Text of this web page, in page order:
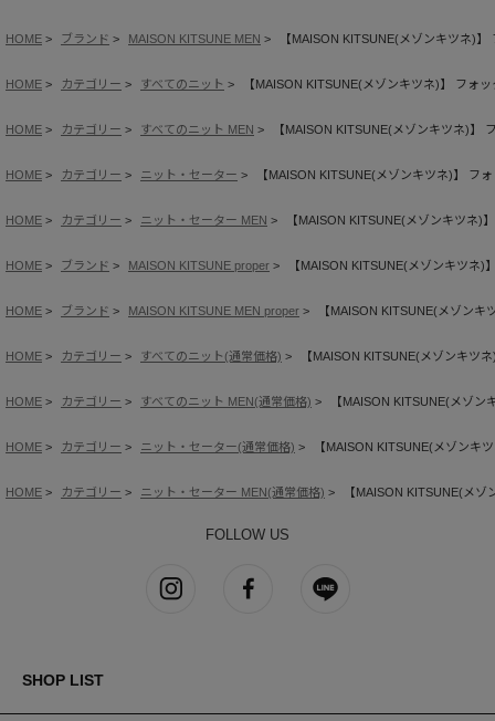
HOME ブランド MAISON KITSUNE MEN 【MAISON KITSUNE(メゾンキツネ)
HOME カテゴリー すべてのニット 【MAISON KITSUNE(メゾンキツネ)】 フォ
HOME カテゴリー すべてのニット MEN 【MAISON KITSUNE(メゾンキツネ)
HOME カテゴリー ニット・セーター 【MAISON KITSUNE(メゾンキツネ)】 フ
HOME カテゴリー ニット・セーター MEN 【MAISON KITSUNE(メゾンキツネ
HOME ブランド MAISON KITSUNE proper 【MAISON KITSUNE(メゾンキツネ
HOME ブランド MAISON KITSUNE MEN proper 【MAISON KITSUNE(メゾン
HOME カテゴリー すべてのニット(通常価格) 【MAISON KITSUNE(メゾンキツ
HOME カテゴリー すべてのニット MEN(通常価格) 【MAISON KITSUNE(メゾ
HOME カテゴリー ニット・セーター(通常価格) 【MAISON KITSUNE(メゾンキ
HOME カテゴリー ニット・セーター MEN(通常価格) 【MAISON KITSUNE(メ
FOLLOW US
SHOP LIST